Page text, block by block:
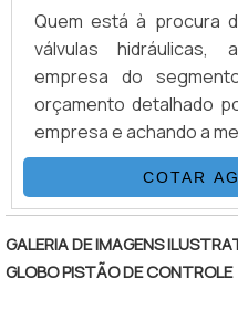
Quem está à procura
válvulas hidráulicas,
empresa do
orçamento detalhado
empresa e achando a
manutenção de válvulas
profissionais
Automação Industrial
custo-benefício com
COTAR
GALERIA DE IMAGENS
GLOBO PISTÃO DE CONTROLE